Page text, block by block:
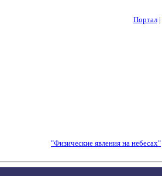
Портал|
"Физические явления на небесах"